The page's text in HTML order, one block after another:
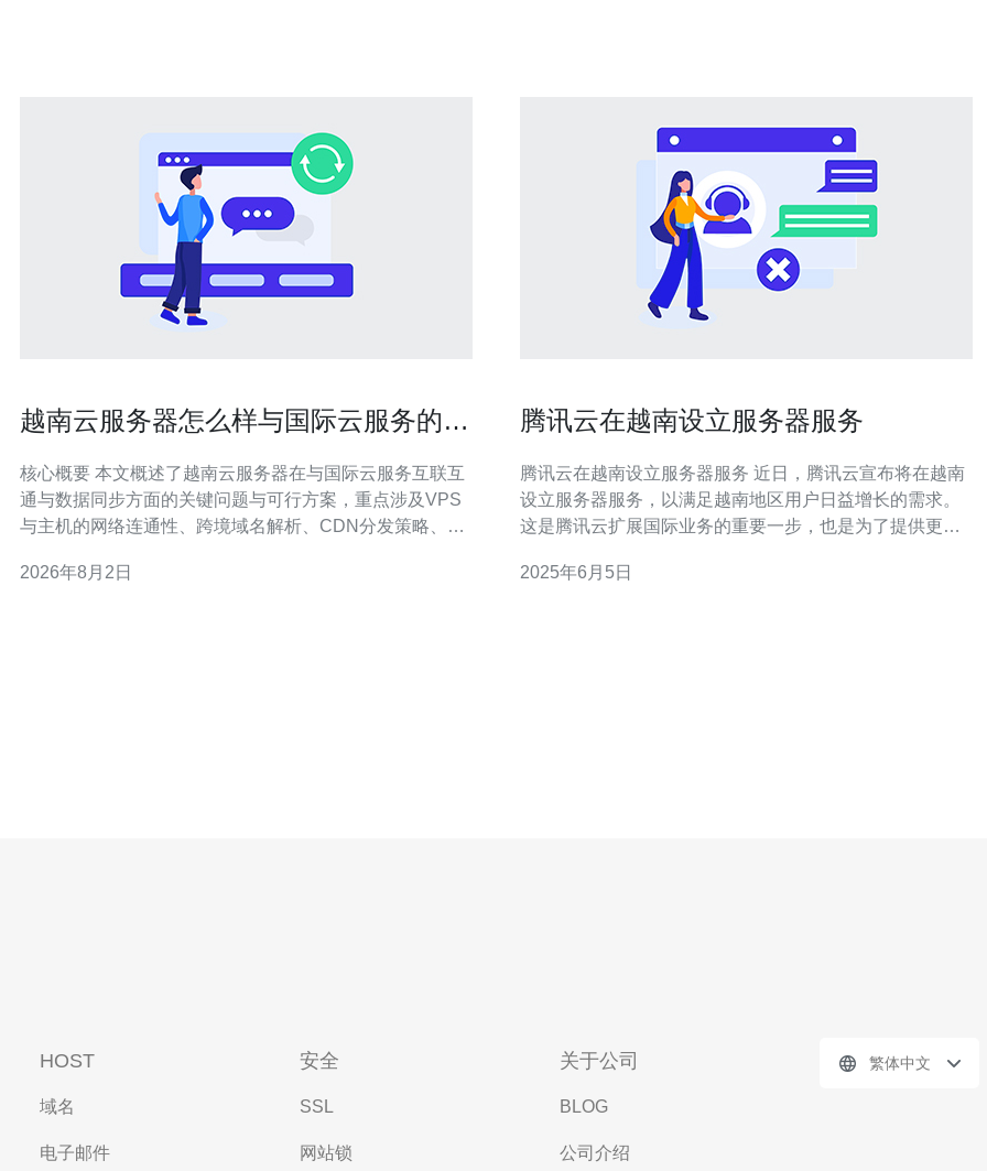
越南云服务器怎么样与国际云服务的互
核心概要 本文概述了越南云服务器在与国际云服务互联互
通与数据同步方面的关键问题与可行方案，重点涉及VPS
与主机的网络连通性、跨境域名解析、CDN分发策略、
域化的CDN与Anycast DNS、建立稳定的BGP/专线互联、
2026年8月2日
腾讯云在越南设立服务器服务
腾讯云在越南设立服务器服务 近日，腾讯云宣布将在越南
设立服务器服务，以满足越南地区用户日益增长的需求。
这是腾讯云扩展国际业务的重要一步，也是为了提供更好
有很多。首先，越南作为东南亚经济体中的重要成员，拥
2025年6月5日
HOST
域名
电子邮件
安全
SSL
网站锁
关于公司
BLOG
公司介绍
繁体中文